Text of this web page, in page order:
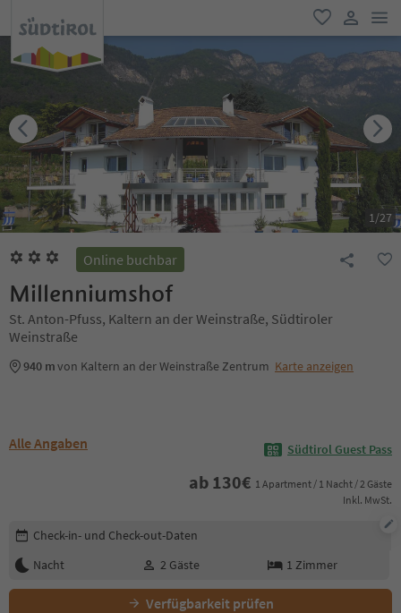
favorit
user link
1/27
Online buchbar
Millenniumshof
St. Anton-Pfuss, Kaltern an der Weinstraße, Südtiroler
Weinstraße
940 mvon Kaltern an der Weinstraße Zentrum Karte anzeigen
Alle Angaben Südtirol Guest Pass
ab 130€ 1 Apartment / 1 Nacht / 2 Gäste
Inkl. MwSt.
Buchungsdetails bearbeiten
Check-in- und Check-out-Daten
Nacht
2 Gäste 1 Zimmer
Verfügbarkeit prüfen